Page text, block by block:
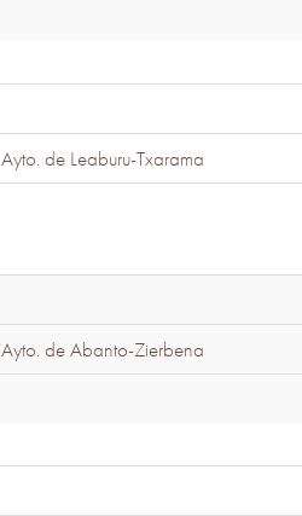
Ayto. de Leaburu-Txarama
Ayto. de Abanto-Zierbena